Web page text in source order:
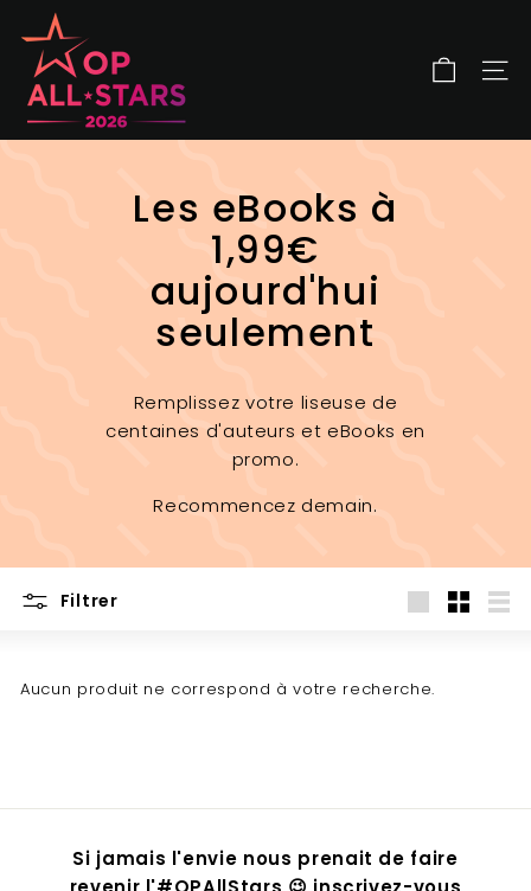
Passer
contenu
P
A
l
l
Les eBooks à
1,99€
aujourd'hui
seulement
Remplissez votre liseuse de
centaines d'auteurs et eBooks en
promo.
Recommencez demain.
Filtrer
Aucun produit ne correspond à votre recherche.
Si jamais l'envie nous prenait de faire